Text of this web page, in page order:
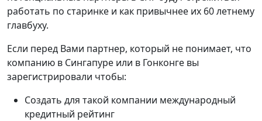
работать по старинке и как привычнее их 60 летнему
главбуху.
Если перед Вами партнер, который не понимает, что
компанию в Сингапуре или в Гонконге вы
зарегистрировали чтобы:
Создать для такой компании международный
кредитный рейтинг